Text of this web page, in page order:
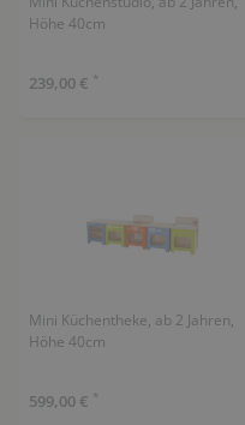
Höhe 40cm
239,00 € *
Mini Küchentheke, ab 2 Jahren,
Höhe 40cm
599,00 € *